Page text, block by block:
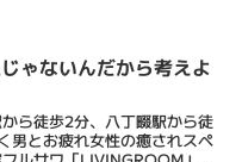
した。実録シリ...
じゃないんだから考えよ
ら徒歩2分、八丁畷駅から徒
男とお疲れ女性の癒されスペ